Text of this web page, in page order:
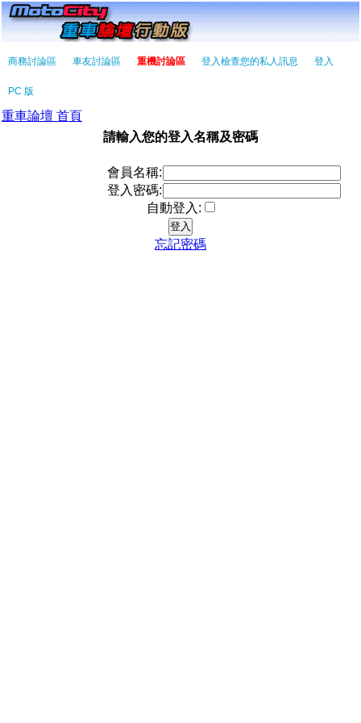
商務討論區 車友討論區 重機討論區 登入檢查您的私人訊息 登入
PC 版
重車論壇 首頁
請輸入您的登入名稱及密碼
會員名稱:
登入密碼:
自動登入:
忘記密碼